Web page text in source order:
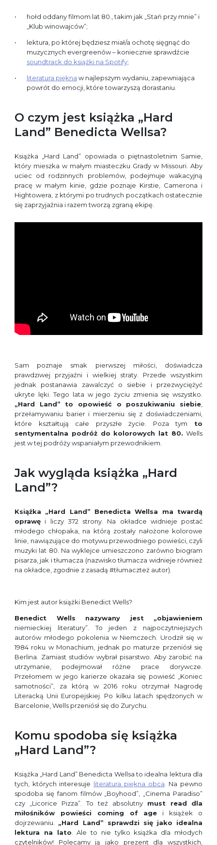
hołd oddany filmom lat 80., takim jak „Stań przy mnie” i
„Klub winowajców”;
lektura, po której będziesz miał/a ochotę sięgnąć do
muzycznych evergreenów – koniecznie sprawdźcie
soundtrack do książki na Spotify;
literatura piękna w najlepszym wydaniu, zapewniająca
powrót do emocji, które towarzyszą dorastaniu.
O czym jest książka „Hard
Land” Benedicta Wellsa?
Książka „Hard Land” opowiada o piętnastoletnim Samie,
który mieszka w małym miasteczku Grady w Missouri. Aby
uciec od rodzinnych problemów, podejmuje wakacyjną
pracę w małym kinie, gdzie poznaje Kirstie, Camerona i
Hightowera, z którymi po trudnych początkach ostatecznie
się zaprzyjaźnia i razem tworzą zgraną ekipę.
Sam poznaje smak pierwszej miłości, doświadcza
prawdziwej przyjaźni i wielkiej straty. Przede wszystkim
jednak postanawia zawalczyć o siebie i przezwyciężyć
ukryte lęki. Tego lata w jego życiu zmienia się wszystko.
„Hard Land” to opowieść o poszukiwaniu siebie,
przełamywaniu barier i mierzeniu się z doświadczeniami,
które kształtują całe przyszłe życie. Poza tym to
sentymentalna podróż do kolorowych lat 80. Wells
jest w tej podróży wspaniałym przewodnikiem.
Jak wygląda książka „Hard
Land”?
Książka „Hard Land” Benedicta Wellsa ma twardą
oprawę i liczy 372 strony. Na okładce widnieje postać
młodego chłopaka, na którą zostały nałożone kolorowe
linie, nawiązujące do motywu przewodniego powieści, czyli
muzyki lat 80. Na wyklejce umieszczono zarówno biogram
pisarza, jak i tłumacza (nazwisko tłumacza widnieje również
na okładce, zgodnie z zasadą #tłumaczteż autor).
Kim jest autor książki Benedict Wells?
Benedict Wells nazywany jest „objawieniem
niemieckiej literatury”. To jeden z najpoczytniejszych
autorów młodego pokolenia w Niemczech. Urodził się w
1984 roku w Monachium, jednak po maturze przeniósł się
Berlina. Zamiast studiów wybrał pisarstwo. Aby zarobić na
utrzymanie, podejmował różne prace dorywcze.
Przełomem w jego karierze okazała się powieść „Koniec
samotności”, za którą w 2016 roku otrzymał Nagrodę
Literacką Unii Europejskiej. Po kilku latach spędzonych w
Barcelonie, Wells przeniósł się do Zurychu.
Komu spodoba się książka
„Hard Land”?
Książka „Hard Land” Benedicta Wellsa to idealna lektura dla
tych, których interesuje literatura piękna obca. Na pewno
spodoba się fanom filmów „Boyhood”, „Cinema Paradiso”
czy „Licorice Pizza”. To też absolutny must read
dla
miłośników powieści coming of age i książek o
dojrzewaniu. „Hard Land” sprawdzi się jako idealna
lektura na lato. Ale to nie tylko książka dla młodych
czytelników! Polecamy ją jako prezent dla wszystkich,